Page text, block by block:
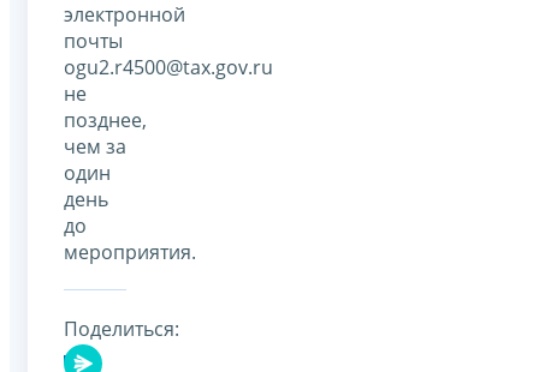
электронной
почты
ogu2.r4500@tax.gov.ru
не
позднее,
чем за
один
день
до
мероприятия.
Поделиться: